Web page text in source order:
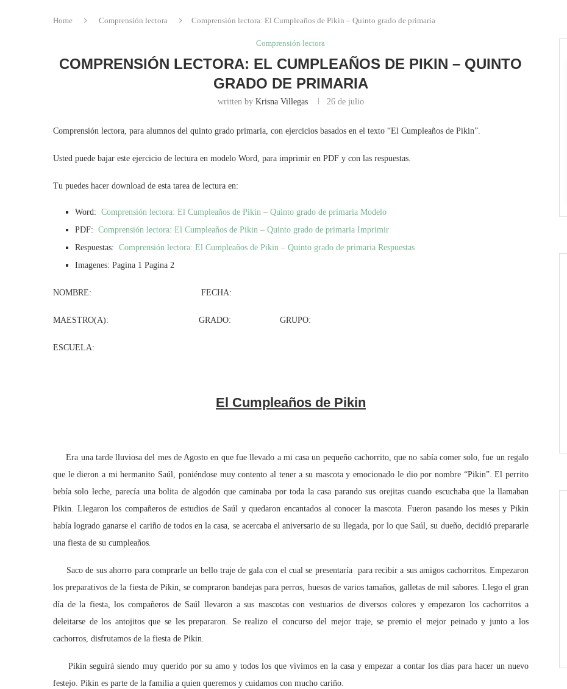
Home Comprensión lectora Comprensión lectora: El Cumpleaños de Pikin – Quinto grado de primaria
Comprensión lectora
COMPRENSIÓN LECTORA: EL CUMPLEAÑOS DE PIKIN – QUINTO
GRADO DE PRIMARIA
written by Krisna Villegas 26 de julio
Comprensión lectora, para alumnos del quinto grado primaria, con ejercicios basados en el texto “El Cumpleaños de Pikin”.
Usted puede bajar este ejercicio de lectura en modelo Word, para imprimir en PDF y con las respuestas.
Tu puedes hacer download de esta tarea de lectura en:
Word: Comprensión lectora: El Cumpleaños de Pikin – Quinto grado de primaria Modelo
PDF: Comprensión lectora: El Cumpleaños de Pikin – Quinto grado de primaria Imprimir
Respuestas: Comprensión lectora: El Cumpleaños de Pikin – Quinto grado de primaria Respuestas
Imagenes: Pagina 1 Pagina 2
NOMBRE: FECHA:
MAESTRO(A): GRADO: GRUPO:
ESCUELA:
El Cumpleaños de Pikin
Era una tarde lluviosa del mes de Agosto en que fue llevado a mi casa un pequeño cachorrito, que no sabía comer solo, fue un regalo
que le dieron a mi hermanito Saúl, poniéndose muy contento al tener a su mascota y emocionado le dio por nombre “Pikin”. El perrito
bebía solo leche, parecía una bolita de algodón que caminaba por toda la casa parando sus orejitas cuando escuchaba que la llamaban
Pikin. Llegaron los compañeros de estudios de Saúl y quedaron encantados al conocer la mascota. Fueron pasando los meses y Pikin
había logrado ganarse el cariño de todos en la casa, se acercaba el aniversario de su llegada, por lo que Saúl, su dueño, decidió prepararle
una fiesta de su cumpleaños.
Saco de sus ahorro para comprarle un bello traje de gala con el cual se presentaría para recibir a sus amigos cachorritos. Empezaron
los preparativos de la fiesta de Pikin, se compraron bandejas para perros, huesos de varios tamaños, galletas de mil sabores. Llego el gran
día de la fiesta, los compañeros de Saúl llevaron a sus mascotas con vestuarios de diversos colores y empezaron los cachorritos a
deleitarse de los antojitos que se les prepararon. Se realizo el concurso del mejor traje, se premio el mejor peinado y junto a los
cachorros, disfrutamos de la fiesta de Pikin.
Pikin seguirá siendo muy querido por su amo y todos los que vivimos en la casa y empezar a contar los días para hacer un nuevo
festejo. Pikin es parte de la familia a quien queremos y cuidamos con mucho cariño.